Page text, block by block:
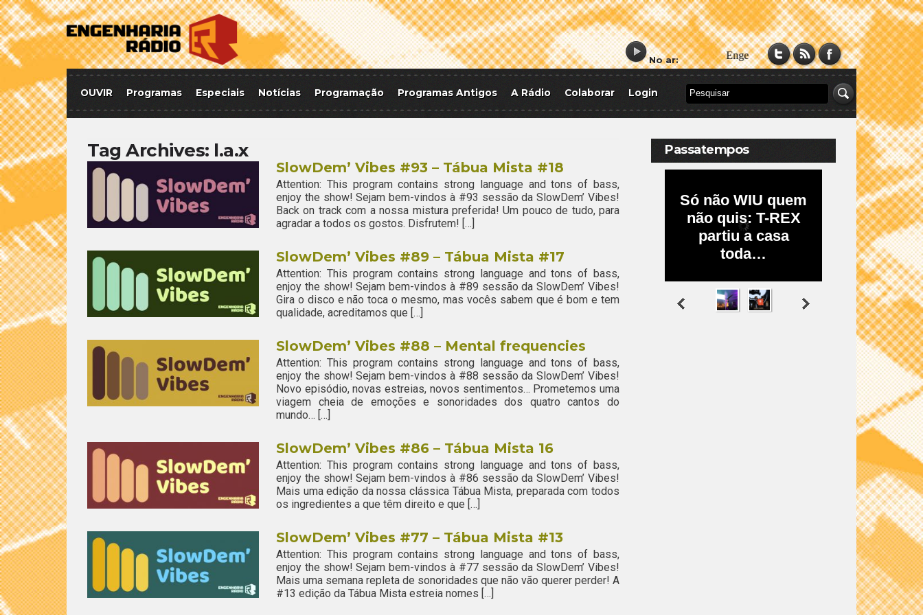
No ar:
OUVIR Programas Especiais Notícias Programação Programas Antigos A Rádio Colaborar Login
Tag Archives: l.a.x
SlowDem’ Vibes #93 – Tábua Mista #18
Attention: This program contains strong language and tons of bass,
enjoy the show! Sejam bem-vindos à #93 sessão da SlowDem’ Vibes!
Back on track com a nossa mistura preferida! Um pouco de tudo, para
agradar a todos os gostos. Disfrutem! […]
SlowDem’ Vibes #89 – Tábua Mista #17
Attention: This program contains strong language and tons of bass,
enjoy the show! Sejam bem-vindos à #89 sessão da SlowDem’ Vibes!
Gira o disco e não toca o mesmo, mas vocês sabem que é bom e tem
qualidade, acreditamos que […]
SlowDem’ Vibes #88 – Mental frequencies
Attention: This program contains strong language and tons of bass,
enjoy the show! Sejam bem-vindos à #88 sessão da SlowDem’ Vibes!
Novo episódio, novas estreias, novos sentimentos… Prometemos uma
viagem cheia de emoções e sonoridades dos quatro cantos do
mundo… […]
SlowDem’ Vibes #86 – Tábua Mista 16
Attention: This program contains strong language and tons of bass,
enjoy the show! Sejam bem-vindos à #86 sessão da SlowDem’ Vibes!
Mais uma edição da nossa clássica Tábua Mista, preparada com todos
os ingredientes a que têm direito e que […]
SlowDem’ Vibes #77 – Tábua Mista #13
Attention: This program contains strong language and tons of bass,
enjoy the show! Sejam bem-vindos à #77 sessão da SlowDem’ Vibes!
Mais uma semana repleta de sonoridades que não vão querer perder! A
#13 edição da Tábua Mista estreia nomes […]
Passatempos